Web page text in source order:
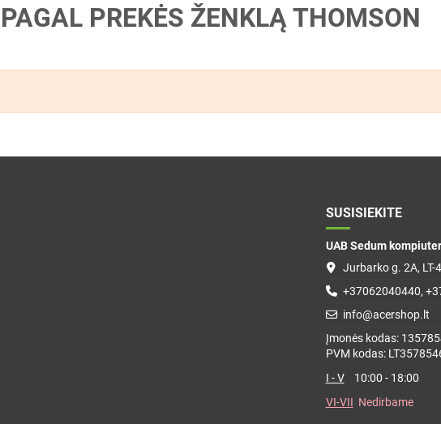
PREKĖS ŽENKLĄ THOMSON
SUSISIEKITE
UAB Sedum
Jurbarko g. 2A,
+37062040440,
info@acershop.lt
Įmonės kodas:
PVM kodas:
I - V10:00 - 18:00
VI-VII Nedirbame